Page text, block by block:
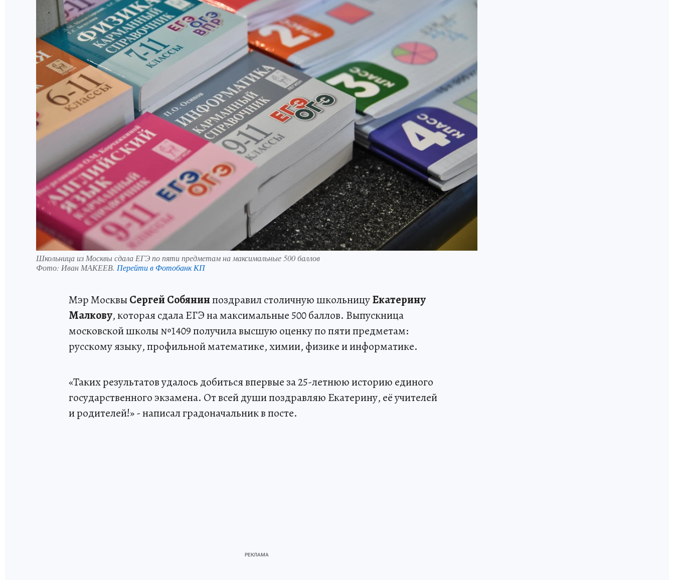
Школьница из Москвы сдала ЕГЭ по пяти предметам на максимальные 500 баллов
Фото: Иван МАКЕЕВ. Перейти в Фотобанк КП
Мэр МосквыСергей Собянинпоздравил столичную школьницуЕкатерину
Малкову, которая сдала ЕГЭ на максимальные 500 баллов. Выпускница
московской школы №1409 получила высшую оценку по пяти предметам:
русскому языку, профильной математике, химии, физике и информатике.
«Таких результатов удалось добиться впервые за 25-летнюю историю единого
государственного экзамена. От всей души поздравляю Екатерину, её учителей
и родителей!» - написал градоначальник в посте.